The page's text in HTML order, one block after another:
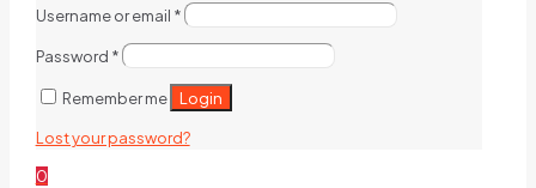
Username or email *
Password *
Remember me Login
Lost your password?
0